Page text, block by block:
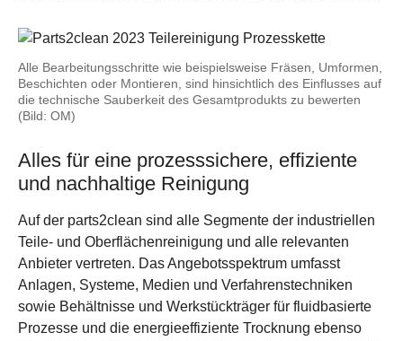
Alle Bearbeitungsschritte wie beispielsweise Fräsen, Umformen,
Beschichten oder Montieren, sind hinsichtlich des Einflusses auf
die technische Sauberkeit des Gesamtprodukts zu bewerten
(Bild: OM)
Alles für eine prozesssichere, effiziente
und nachhaltige Reinigung
Auf der parts2clean sind alle Segmente der industriellen
Teile- und Oberflächenreinigung und alle relevanten
Anbieter vertreten. Das Angebotsspektrum umfasst
Anlagen, Systeme, Medien und Verfahrenstechniken
sowie Behältnisse und Werkstückträger für fluidbasierte
Prozesse und die energieeffiziente Trocknung ebenso